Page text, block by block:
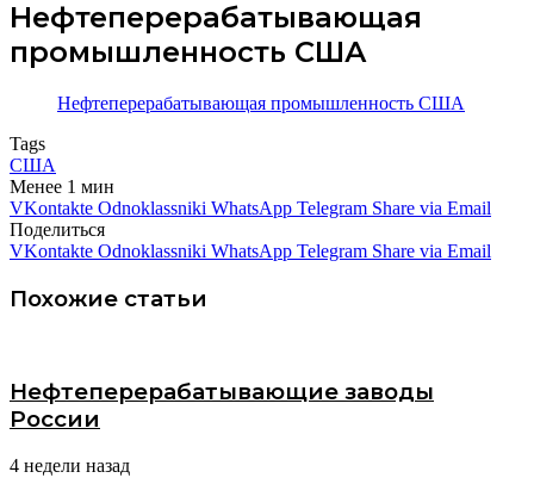
Нефтеперерабатывающая
промышленность США
Нефтеперерабатывающая промышленность США
Tags
США
Менее 1 мин
VKontakte Odnoklassniki WhatsApp Telegram Share via Email
Поделиться
VKontakte Odnoklassniki WhatsApp Telegram Share via Email
Похожие статьи
Нефтеперерабатывающие заводы
России
4 недели назад